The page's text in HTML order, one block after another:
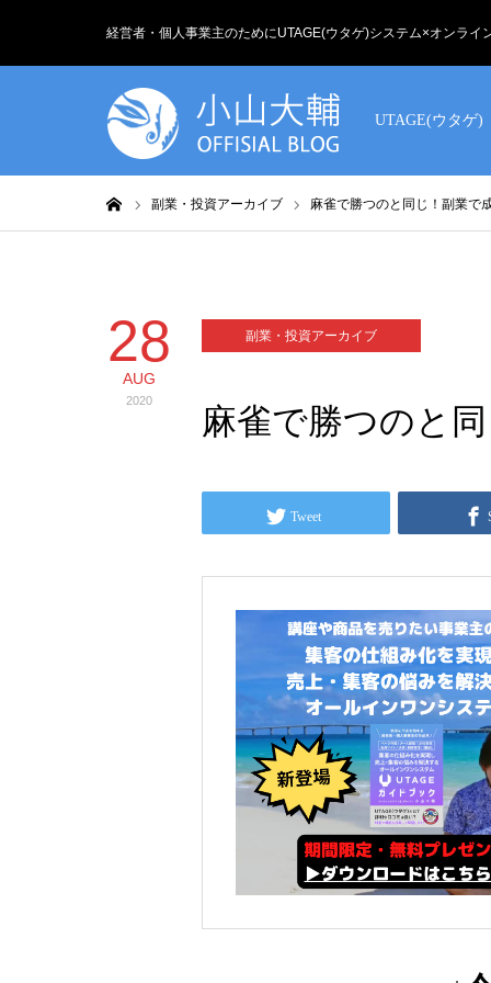
経営者・個人事業主のためにUTAGE(ウタゲ)システム×オンライ
UTAGE(ウタゲ)
副業・投資アーカイブ 麻雀で勝つのと同じ！副業で
28
AUG
2020
副業・投資アーカイブ
麻雀で勝つのと
Tweet